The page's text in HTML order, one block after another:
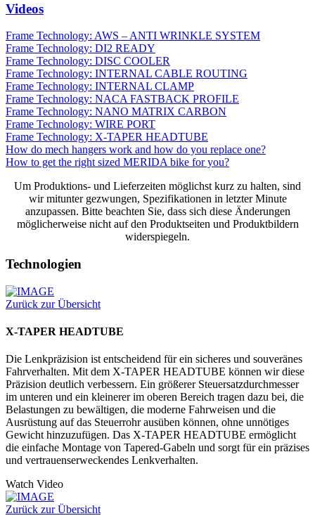
Videos
Frame Technology: AWS – ANTI WRINKLE SYSTEM
Frame Technology: DI2 READY
Frame Technology: DISC COOLER
Frame Technology: INTERNAL CABLE ROUTING
Frame Technology: INTERNAL CLAMP
Frame Technology: NACA FASTBACK PROFILE
Frame Technology: NANO MATRIX CARBON
Frame Technology: WIRE PORT
Frame Technology: X-TAPER HEADTUBE
How do mech hangers work and how do you replace one?
How to get the right sized MERIDA bike for you?
Um Produktions- und Lieferzeiten möglichst kurz zu halten, sind
wir mitunter gezwungen, Spezifikationen in letzter Minute
anzupassen. Bitte beachten Sie, dass sich diese Änderungen
möglicherweise nicht auf den Produktseiten und Produktbildern
widerspiegeln.
Technologien
Zurück zur Übersicht
X-TAPER HEADTUBE
Die Lenkpräzision ist entscheidend für ein sicheres und souveränes
Fahrverhalten. Mit dem X-TAPER HEADTUBE können wir diese
Präzision deutlich verbessern. Ein größerer Steuersatzdurchmesser
im unteren und ein kleinerer im oberen Bereich tragen dazu bei, die
Belastungen zu bewältigen, die moderne Fahrweisen und die
Ausrüstung auf das Steuerrohr ausüben können, ohne unnötiges
Gewicht hinzuzufügen. Das X-TAPER HEADTUBE ermöglicht
die einfache Montage von Tapered-Gabeln und sorgt für ein präzises
und vertrauenserweckendes Lenkverhalten.
Watch Video
Zurück zur Übersicht